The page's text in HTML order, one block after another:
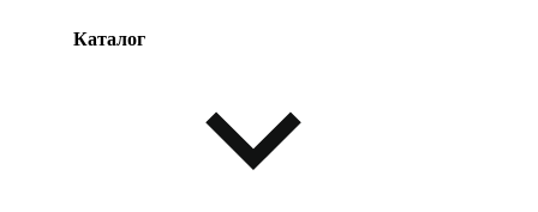
Таблица размеров
Каталог